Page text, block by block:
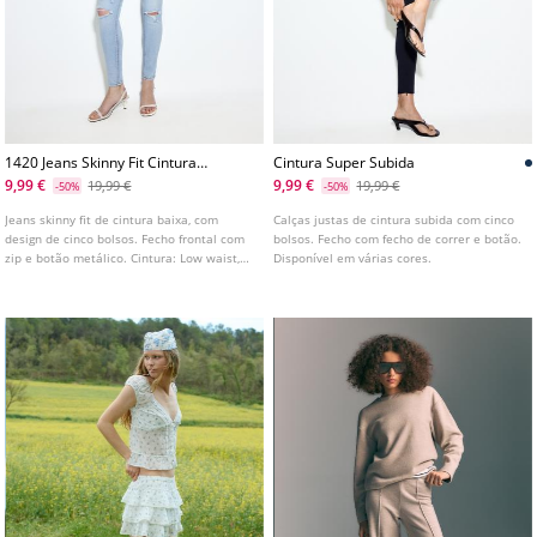
1420 Jeans Skinny Fit Cintura
Baixa
9,99 € -50% 19,99 €
Jeans skinny fit de cintura baixa, com
design de cinco bolsos. Fecho frontal com
zip e botão metálico. Cintura: Low waist,
Cintura Super Subida
9,99 €
-50% 19,99 €
Calças justas de cintura subida com cinco
bolsos. Fecho com fecho de correr e botão.
Disponível em várias cores.